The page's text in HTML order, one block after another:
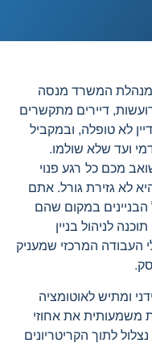
מנהלת המשרד מנסה
דיירים מתקשרים
לא טופלה, ובמקביל
ועד שלא שולמו.
מכם כל רגע פנוי
לא גזירת גורל. אתם
במקום שהם
לניהול בניין
העבודה המרכזי שמעניק
ומתיש לאוטומציה
את אחוזי
לתוך הקריטריונים